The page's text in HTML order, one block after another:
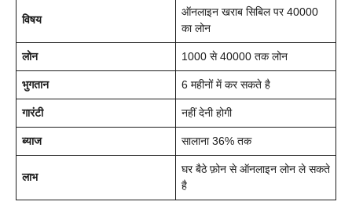
विषय
ऑनलाइन खराब सिबिल पर 40000
का लोन
लोन 1000 से 40000 तक लोन
भुगतान 6 महीनों में कर सकते है
गारंटी नहीं देनी होगी
ब्याज सालाना 36% तक
लाभ
घर बैठे फ़ोन से ऑनलाइन लोन ले सकते
है